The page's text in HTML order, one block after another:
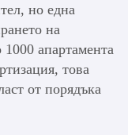
но една
на
апартамента
това
от порядъка